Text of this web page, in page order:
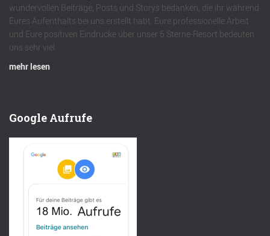
wundervollen Beiträge, Posts und Storys bedanken, die ihr während
Eures Aufenthalts bei uns erstellt habt. Eure professionelle Arbeit
und Eure positiven Eindrücke über unser 5 Sterne-Resort bedeuten
uns sehr viel.
mehr lesen
Google Aufrufe